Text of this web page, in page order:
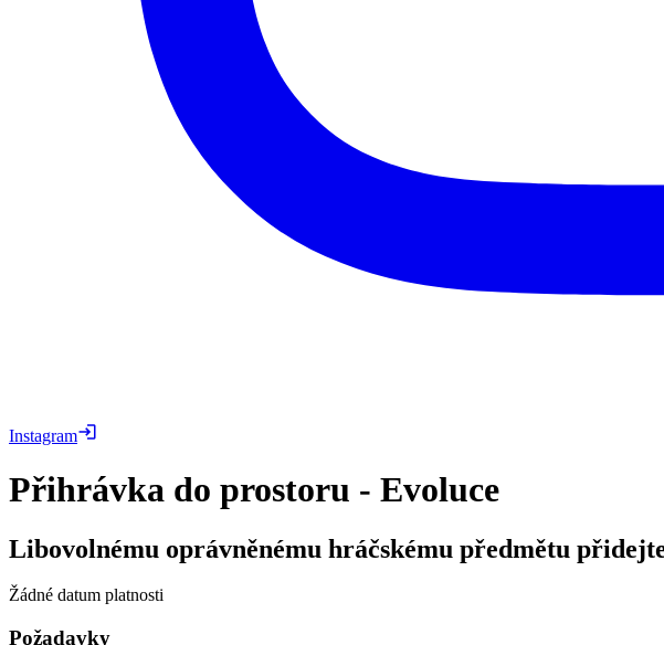
Instagram
Přihrávka do prostoru - Evoluce
Libovolnému oprávněnému hráčskému předmětu
Žádné datum platnosti
Požadavky